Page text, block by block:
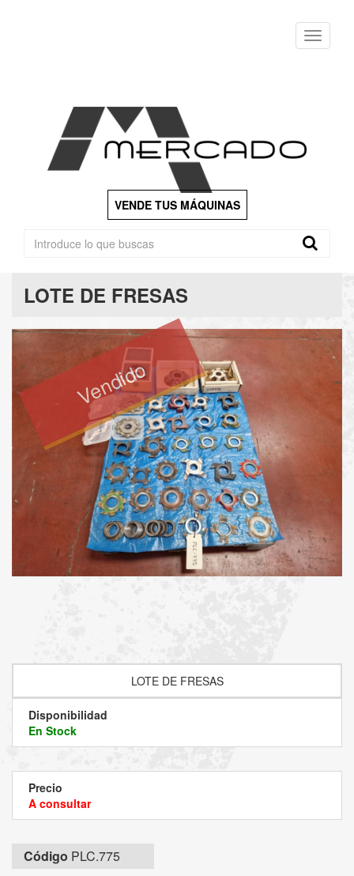
Menu
VENDE TUS MÁQUINAS
LOTE DE FRESAS
Vendido
LOTE DE FRESAS
Disponibilidad
En Stock
Precio
A consultar
Código PLC.775